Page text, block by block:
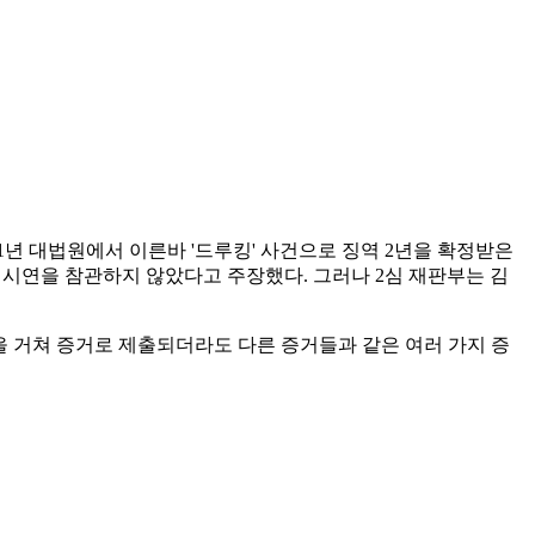
대법원에서 이른바 '드루킹' 사건으로 징역 2년을 확정받은
연을 참관하지 않았다고 주장했다. 그러나 2심 재판부는 김
쳐 증거로 제출되더라도 다른 증거들과 같은 여러 가지 증